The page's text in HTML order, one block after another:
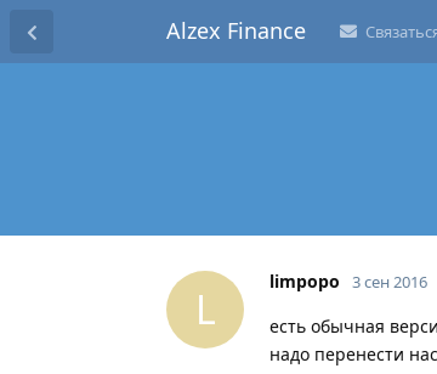
Alzex Finance
L
limpopo 3 сен 2016
есть обычная
надо перенести